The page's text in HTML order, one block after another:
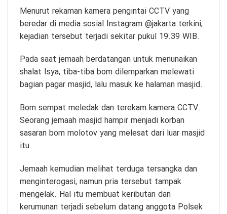
Menurut rekaman kamera pengintai CCTV yang
beredar di media sosial Instagram @jakarta.terkini,
kejadian tersebut terjadi sekitar pukul 19.39 WIB.
Pada saat jemaah berdatangan untuk menunaikan
shalat Isya, tiba-tiba bom dilemparkan melewati
bagian pagar masjid, lalu masuk ke halaman masjid.
Bom sempat meledak dan terekam kamera CCTV.
Seorang jemaah masjid hampir menjadi korban
sasaran bom molotov yang melesat dari luar masjid
itu.
Jemaah kemudian melihat terduga tersangka dan
menginterogasi, namun pria tersebut tampak
mengelak. Hal itu membuat keributan dan
kerumunan terjadi sebelum datang anggota Polsek